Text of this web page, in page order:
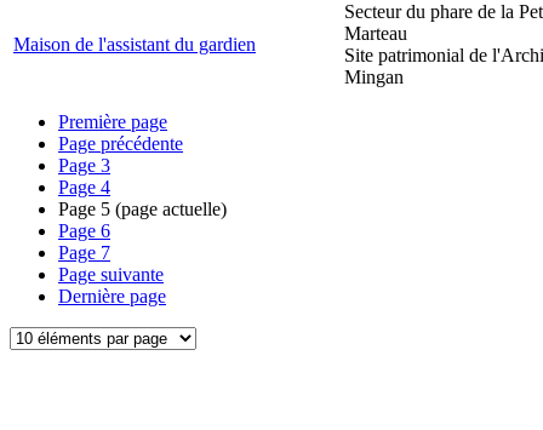
Maison de l'assistant du gardien
Secteur du phare de la
Marteau
Site patrimonial de
Mingan
Première page
Page précédente
Page 3
Page 4
Page 5 (page actuelle)
Page 6
Page 7
Page suivante
Dernière page